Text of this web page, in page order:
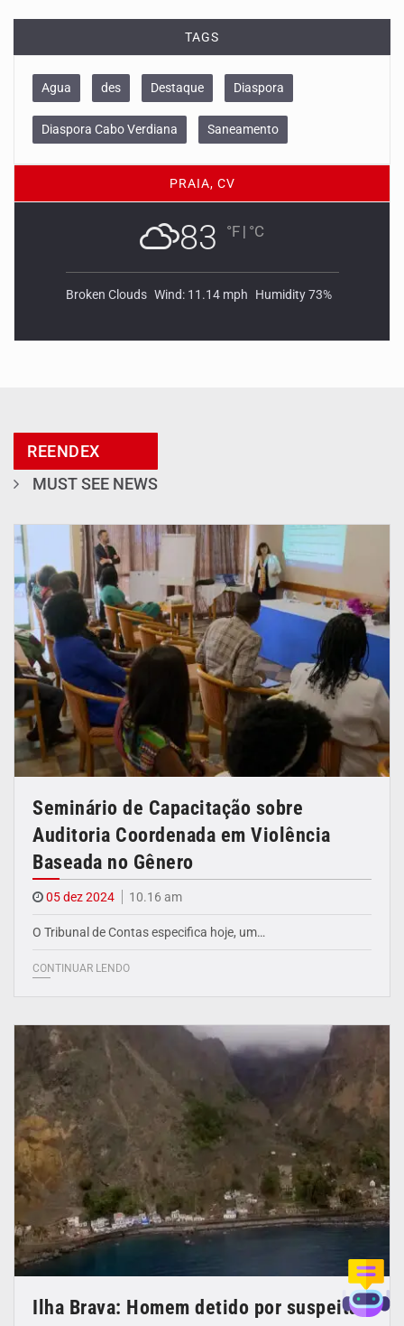
TAGS
Agua des Destaque Diaspora
Diaspora Cabo Verdiana Saneamento
PRAIA, CV
83 °F | °C
Broken Clouds Wind: 11.14 mph Humidity 73%
REENDEX
MUST SEE NEWS
Seminário de Capacitação sobre
Auditoria Coordenada em Violência
Baseada no Gênero
05 dez 2024 10.16 am
O Tribunal de Contas especifica hoje, um…
CONTINUAR LENDO
Ilha Brava: Homem detido por suspeita